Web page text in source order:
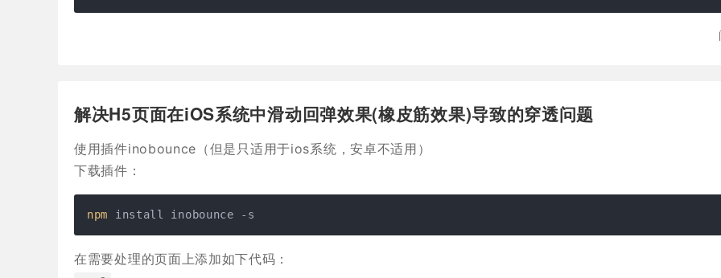
解决H5页面在iOS系统中滑动回弹效果(橡皮筋效果)导致的穿透问题
使用插件inobounce（但是只适用于ios系统，安卓不适用）
下载插件：
npm install inobounce -s
在需要处理的页面上添加如下代码：